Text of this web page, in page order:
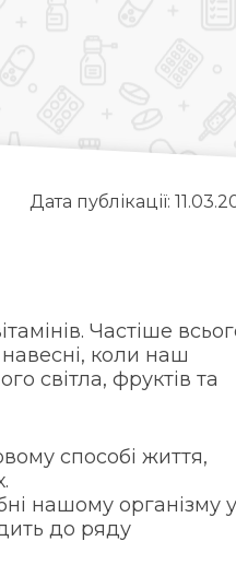
Дата публікації:
Частіше
навесні, коли наш
світла, фруктів та
способі життя,
нашому організму у
до ряду